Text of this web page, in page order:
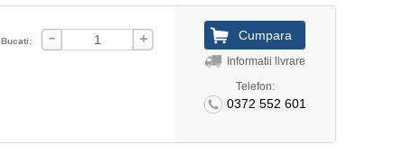
Bucati:
Informatii livrare
Telefon:
0372 552 601